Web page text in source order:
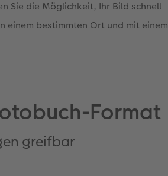
Sie die Möglichkeit, Ihr Bild schnell
einem bestimmten Ort und mit einem
Format
greifbar